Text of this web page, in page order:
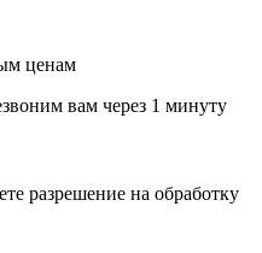
ценам
вам через 1 минуту
разрешение на обработку